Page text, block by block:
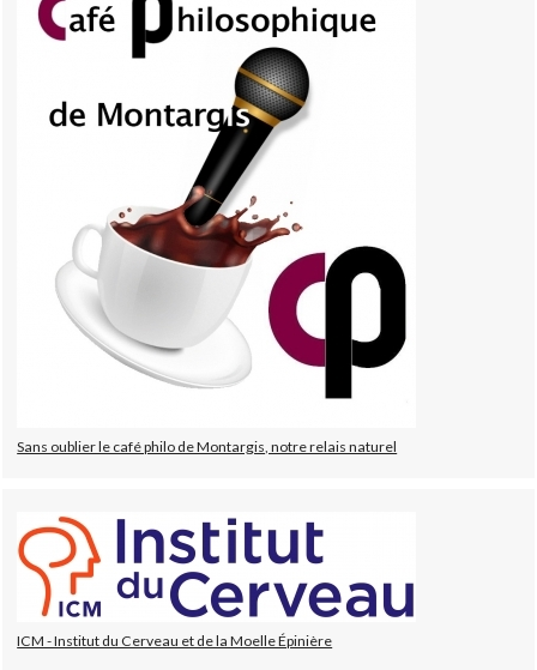
Sans oublier le café philo de Montargis, notre relais naturel
ICM - Institut du Cerveau et de la Moelle Épinière